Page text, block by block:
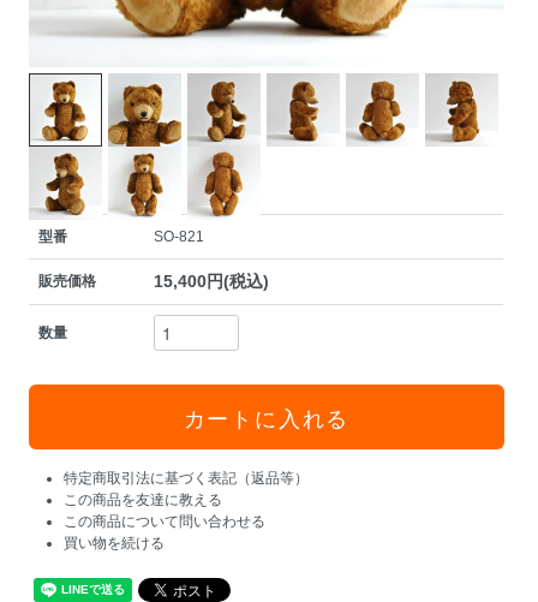
型番 SO-821
販売価格 15,400円(税込)
数量
特定商取引法に基づく表記（返品等）
この商品を友達に教える
この商品について問い合わせる
買い物を続ける